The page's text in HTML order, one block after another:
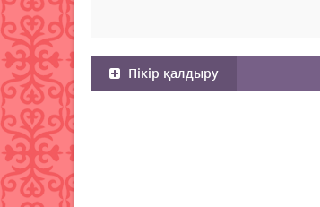
Пікір қалдыру